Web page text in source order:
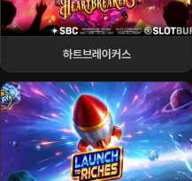
하트브레이커스